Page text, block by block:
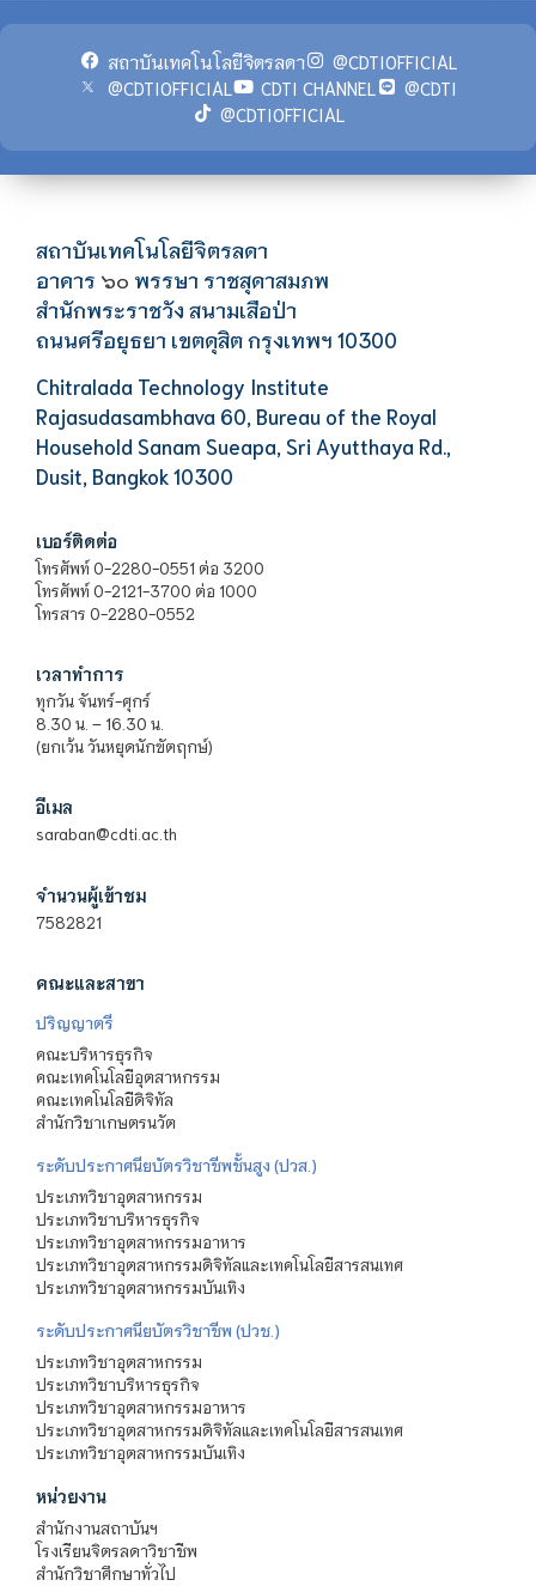
สถาบันเทคโนโลยีจิตรลดา
@CDTIOFFICIAL
@CDTIOFFICIAL
CDTI CHANNEL
@CDTI
@CDTIOFFICIAL
สถาบันเทคโนโลยีจิตรลดา
อาคาร ๖๐ พรรษา ราชสุดาสมภพ
สำนักพระราชวัง สนามเสือป่า
ถนนศรีอยุธยา เขตดุสิต กรุงเทพฯ 10300
Chitralada Technology Institute
Rajasudasambhava 60, Bureau of the Royal
Household Sanam Sueapa, Sri Ayutthaya Rd.,
Dusit, Bangkok 10300
เบอร์ติดต่อ
โทรศัพท์ 0-2280-0551 ต่อ 3200
โทรศัพท์ 0-2121-3700 ต่อ 1000
โทรสาร 0-2280-0552
เวลาทำการ
ทุกวัน จันทร์-ศุกร์
8.30 น. – 16.30 น.
(ยกเว้น วันหยุดนักขัตฤกษ์)
อีเมล
saraban@cdti.ac.th
จำนวนผู้เข้าชม
7582821
คณะและสาขา
ปริญญาตรี
คณะบริหารธุรกิจ
คณะเทคโนโลยีอุตสาหกรรม
คณะเทคโนโลยีดิจิทัล
สำนักวิชาเกษตรนวัต
ระดับประกาศนียบัตรวิชาชีพชั้นสูง (ปวส.)
ประเภทวิชาอุตสาหกรรม
ประเภทวิชาบริหารธุรกิจ
ประเภทวิชาอุตสาหกรรมอาหาร
ประเภทวิชาอุตสาหกรรมดิจิทัลและเทคโนโลยีสารสนเทศ
ประเภทวิชาอุตสาหกรรมบันเทิง
ระดับประกาศนียบัตรวิชาชีพ (ปวช.)
ประเภทวิชาอุตสาหกรรม
ประเภทวิชาบริหารธุรกิจ
ประเภทวิชาอุตสาหกรรมอาหาร
ประเภทวิชาอุตสาหกรรมดิจิทัลและเทคโนโลยีสารสนเทศ
ประเภทวิชาอุตสาหกรรมบันเทิง
หน่วยงาน
สำนักงานสถาบันฯ
โรงเรียนจิตรลดาวิชาชีพ
สำนักวิชาศึกษาทั่วไป